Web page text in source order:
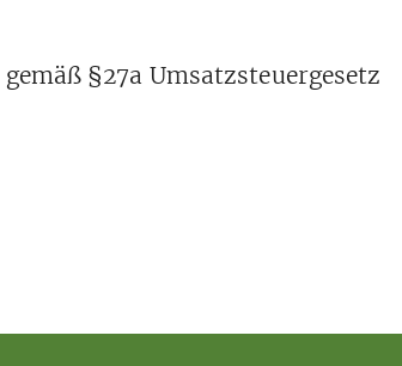
gemäß §27a Umsatzsteuergesetz